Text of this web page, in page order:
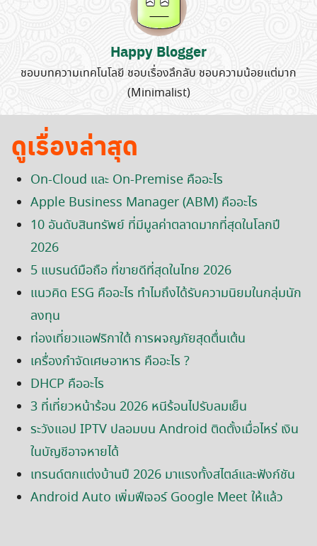
Happy Blogger
ชอบบทความเทคโนโลยี ชอบเรื่องลึกลับ ชอบความน้อยแต่มาก
(Minimalist)
ดูเรื่องล่าสุด
On-Cloud และ On-Premise คืออะไร
Apple Business Manager (ABM) คืออะไร
10 อันดับสินทรัพย์ ที่มีมูลค่าตลาดมากที่สุดในโลกปี
2026
5 แบรนด์มือถือ ที่ขายดีที่สุดในไทย 2026
แนวคิด ESG คืออะไร ทำไมถึงได้รับความนิยมในกลุ่มนัก
ลงทุน
ท่องเที่ยวแอฟริกาใต้ การผจญภัยสุดตื่นเต้น
เครื่องกำจัดเศษอาหาร คืออะไร ?
DHCP คืออะไร
3 ที่เที่ยวหน้าร้อน 2026 หนีร้อนไปรับลมเย็น
ระวังแอป IPTV ปลอมบน Android ติดตั้งเมื่อไหร่ เงิน
ในบัญชีอาจหายได้
เทรนด์ตกแต่งบ้านปี 2026 มาแรงทั้งสไตล์และฟังก์ชัน
Android Auto เพิ่มฟีเจอร์ Google Meet ให้แล้ว